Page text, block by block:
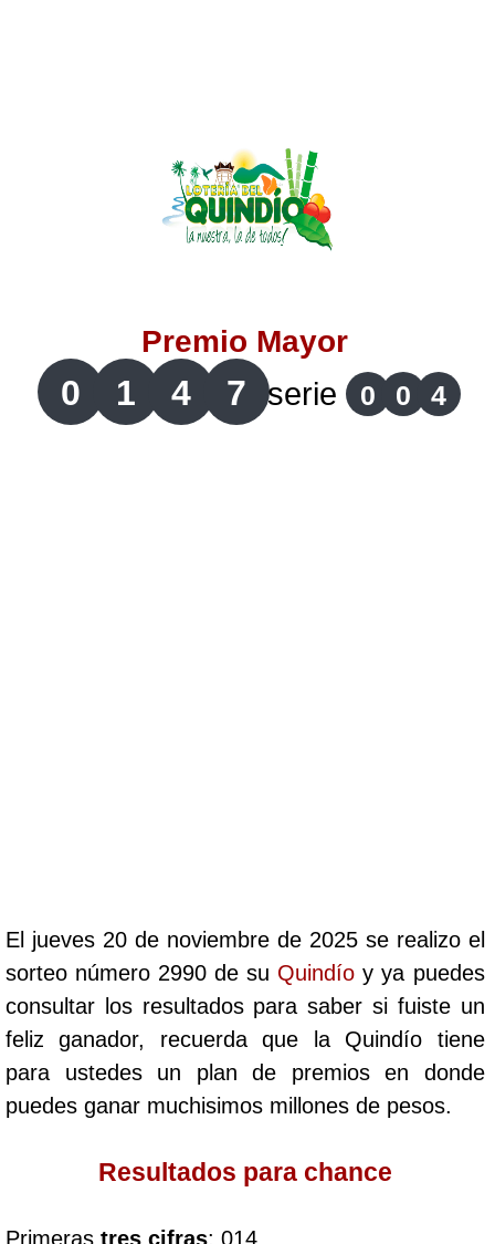
Lotería de Bogotá
Lotería de Risaralda
Lotería de Santander
Lotería del Cauca
Cafeterito Noche
Caribeña Día
Caribeña Noche
Premio Mayor
0 1 4 7 serie 0 0 4
El jueves 20 de noviembre de 2025 se realizo el
sorteo número 2990 de su Quindío y ya puedes
consultar los resultados para saber si fuiste un
feliz ganador, recuerda que la Quindío tiene
para ustedes un plan de premios en donde
puedes ganar muchisimos millones de pesos.
Resultados para chance
Primeras tres cifras: 014